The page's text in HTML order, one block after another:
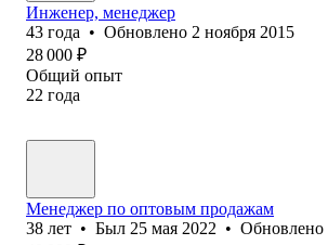
Инженер, менеджер
43 года • Обновлено 2 ноября 2015
28 000 ₽
Общий опыт
22 года
Менеджер по оптовым продажам
38 лет • Был 25 мая 2022 • Обновлено